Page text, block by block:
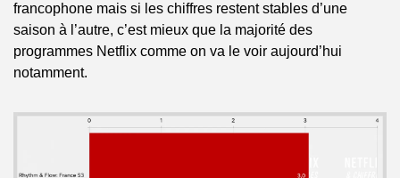
francophone mais si les chiffres restent stables d’une
saison à l’autre, c’est mieux que la majorité des
programmes Netflix comme on va le voir aujourd’hui
notamment.